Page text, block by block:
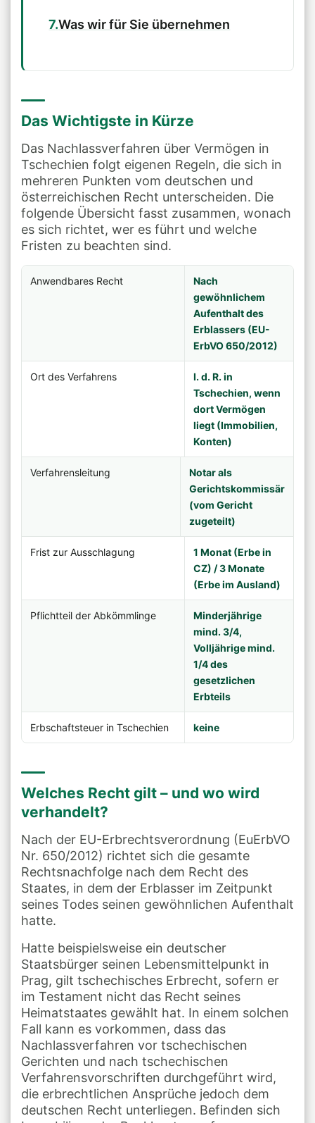
Was wir für Sie übernehmen
Das Wichtigste in Kürze
Das Nachlassverfahren über Vermögen in
Tschechien folgt eigenen Regeln, die sich in
mehreren Punkten vom deutschen und
österreichischen Recht unterscheiden. Die
folgende Übersicht fasst zusammen, wonach
es sich richtet, wer es führt und welche
Fristen zu beachten sind.
Anwendbares Recht
Nach
gewöhnlichem
Aufenthalt des
Erblassers (EU-
ErbVO 650/2012)
Ort des Verfahrens
I. d. R. in
Tschechien, wenn
dort Vermögen
liegt (Immobilien,
Konten)
Verfahrensleitung
Notar als
Gerichtskommissär
(vom Gericht
zugeteilt)
Frist zur Ausschlagung
1 Monat (Erbe in
CZ) / 3 Monate
(Erbe im Ausland)
Pflichtteil der Abkömmlinge
Minderjährige
mind. 3/4,
Volljährige mind.
1/4 des
gesetzlichen
Erbteils
Erbschaftsteuer in Tschechien keine
Welches Recht gilt – und wo wird
verhandelt?
Nach der EU-Erbrechtsverordnung (EuErbVO
Nr. 650/2012) richtet sich die gesamte
Rechtsnachfolge nach dem Recht des
Staates, in dem der Erblasser im Zeitpunkt
seines Todes seinen gewöhnlichen Aufenthalt
hatte.
Hatte beispielsweise ein deutscher
Staatsbürger seinen Lebensmittelpunkt in
Prag, gilt tschechisches Erbrecht, sofern er
im Testament nicht das Recht seines
Heimatstaates gewählt hat. In einem solchen
Fall kann es vorkommen, dass das
Nachlassverfahren vor tschechischen
Gerichten und nach tschechischen
Verfahrensvorschriften durchgeführt wird,
die erbrechtlichen Ansprüche jedoch dem
deutschen Recht unterliegen. Befinden sich